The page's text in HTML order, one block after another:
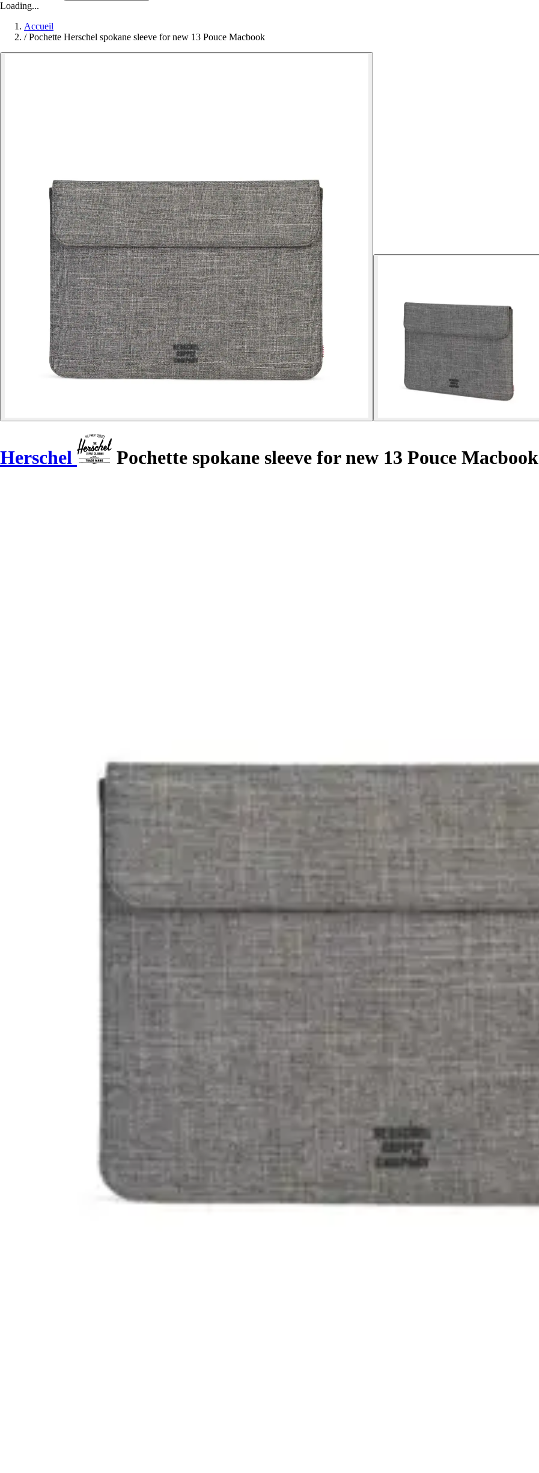
Loading...
Accueil
/ Pochette Herschel spokane sleeve for new 13 Pouce Macbook
Herschel Pochette spokane sleeve for new 13 Pouce Macbook